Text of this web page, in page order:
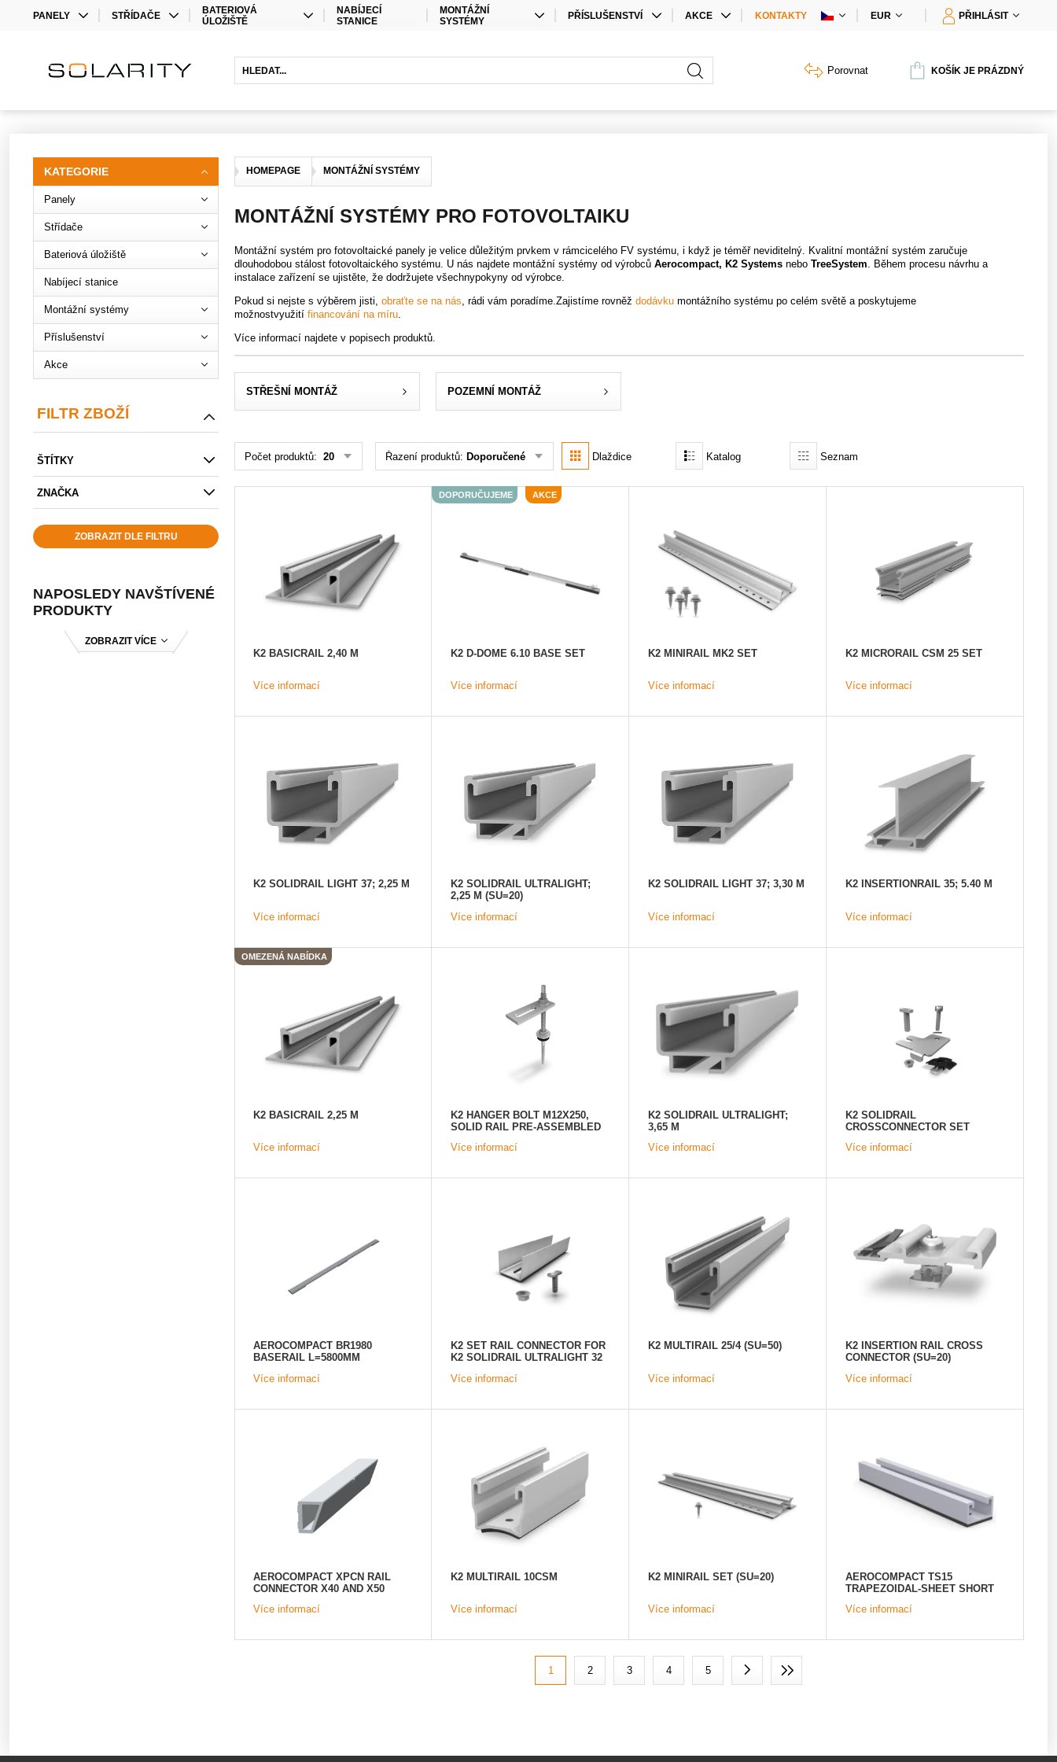
PANELY
BIFACIAL
STŘÍDAČE
OPTIMIZÉRY
BATERIOVÁ
ÚLOŽIŠTĚ
OLOVĚNÉ BATERIE
NABÍJECÍ
STANICE
MONTÁŽNÍ
SYSTÉMY
PŘÍSLUŠENSTVÍ
PŘÍSLUŠENSTVÍ ÚLOŽIŠTĚ
AKCE
SADY PRODUKTŮ
KONTAKTY EUR PŘIHLÁSIT
Porovnat KOŠÍK JE PRÁZDNÝ
HOMEPAGE MONTÁŽNÍ SYSTÉMY
MONTÁŽNÍ SYSTÉMY PRO FOTOVOLTAIKU
Montážní systém pro fotovoltaické panely je velice důležitým prvkem v rámcicelého FV systému, i když je téměř neviditelný. Kvalitní montážní systém zaručuje
dlouhodobou stálost fotovoltaického systému. U nás najdete montážní systémy od výrobců Aerocompact, K2 Systems nebo TreeSystem. Během procesu návrhu a
instalace zařízení se ujistěte, že dodržujete všechnypokyny od výrobce.
Pokud si nejste s výběrem jisti, obraťte se na nás, rádi vám poradíme.Zajistíme rovněž dodávku montážního systému po celém světě a poskytujeme
možnostvyužití financování na míru.
Více informací najdete v popisech produktů.
STŘEŠNÍ MONTÁŽ POZEMNÍ MONTÁŽ
Počet produktů: 20 Řazení produktů: Doporučené Dlaždice Katalog Seznam
K2 BASICRAIL 2,40 M
Více informací
DOPORUČUJEME AKCE
K2 D-DOME 6.10 BASE SET
Více informací
K2 MINIRAIL MK2 SET
Více informací
K2 MICRORAIL CSM 25 SET
Více informací
K2 SOLIDRAIL LIGHT 37; 2,25 M
Více informací
K2 SOLIDRAIL ULTRALIGHT;
2,25 M (SU=20)
Více informací
K2 SOLIDRAIL LIGHT 37; 3,30 M
Více informací
K2 INSERTIONRAIL 35; 5.40 M
Více informací
OMEZENÁ NABÍDKA
K2 BASICRAIL 2,25 M
Více informací
K2 HANGER BOLT M12X250,
SOLID RAIL PRE-ASSEMBLED
Více informací
K2 SOLIDRAIL ULTRALIGHT;
3,65 M
Více informací
K2 SOLIDRAIL
CROSSCONNECTOR SET
Více informací
AEROCOMPACT BR1980
BASERAIL L=5800MM
Více informací
K2 SET RAIL CONNECTOR FOR
K2 SOLIDRAIL ULTRALIGHT 32
Více informací
K2 MULTIRAIL 25/4 (SU=50)
Více informací
K2 INSERTION RAIL CROSS
CONNECTOR (SU=20)
Více informací
AEROCOMPACT XPCN RAIL
CONNECTOR X40 AND X50
Více informací
K2 MULTIRAIL 10CSM
Více informací
K2 MINIRAIL SET (SU=20)
Více informací
AEROCOMPACT TS15
TRAPEZOIDAL-SHEET SHORT
Více informací
1 2 3 4 5
KATEGORIE
Panely
Střídače
Bateriová úložiště
Nabíjecí stanice
Montážní systémy
Příslušenství
Akce
FILTR ZBOŽÍ
ŠTÍTKY
ZNAČKA
ZOBRAZIT DLE FILTRU
NAPOSLEDY NAVŠTÍVENÉ
PRODUKTY
ZOBRAZIT VÍCE